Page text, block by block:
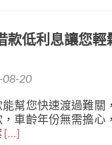
、
機
車
款
日
核
貸
款低利息讓您輕
08-20
幫您快速渡過難關
車齡年份無需擔心
Read
[…]